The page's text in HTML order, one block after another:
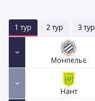
1 тур 2 тур 3 тур
Монпельє
Нант